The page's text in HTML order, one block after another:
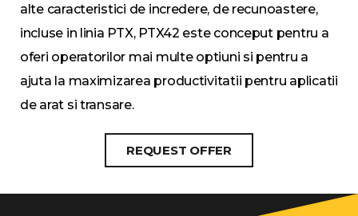
alte caracteristici de incredere, de recunoastere,
incluse in linia PTX, PTX42 este conceput pentru a
oferi operatorilor mai multe optiuni si pentru a
ajuta la maximizarea productivitatii pentru aplicatii
de arat si transare.
REQUEST OFFER